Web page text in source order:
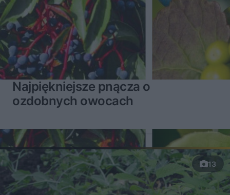
Najpiękniejsze pnącza o
ozdobnych owocach
13